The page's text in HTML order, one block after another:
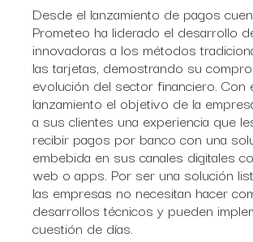
Desde el lanzamiento de pagos
Prometeo ha liderado el desarrollo
innovadoras a los métodos
las tarjetas, demostrando su
evolución del sector financiero. Con
lanzamiento el objetivo de la
a sus clientes una experiencia que
recibir pagos por banco con una
embebida en sus canales digitales
web o apps. Por ser una solución
las empresas no necesitan hacer
desarrollos técnicos y pueden
cuestión de días.